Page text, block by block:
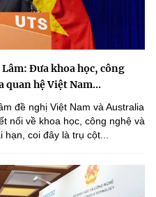
Đưa khoa học, công
hệ Việt Nam...
đề nghị Việt Nam và Australia
nối về khoa học, công nghệ và
coi đây là trụ cột...